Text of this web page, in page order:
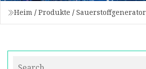
Heim / Produkte / Sauerstoffgenerator